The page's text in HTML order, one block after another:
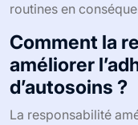
routines en
Comment la
améliorer
d’autosoins ?
La responsabilité